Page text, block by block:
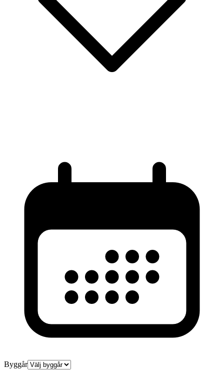
Byggår